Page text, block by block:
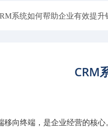
系统如何帮助企业有效提升
CRM
移向终端，是企业经营的核